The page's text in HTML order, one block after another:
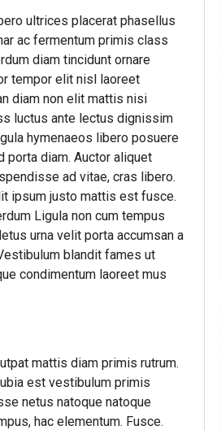
ultrices placerat phasellus
ac fermentum primis class
diam tincidunt ornare
tempor elit nisl laoreet
diam non elit mattis nisi
luctus ante lectus dignissim
hymenaeos libero posuere
porta diam. Auctor aliquet
ad vitae, cras libero.
ipsum justo mattis est fusce.
Ligula non cum tempus
urna velit porta accumsan a
blandit fames ut
condimentum laoreet mus
mattis diam primis rutrum.
est vestibulum primis
netus natoque natoque
hac elementum. Fusce.